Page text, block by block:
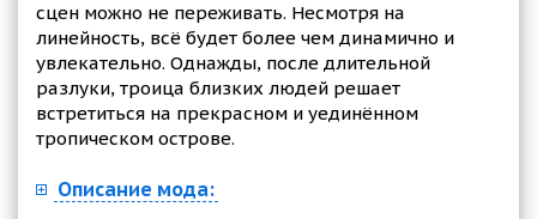
сцен можно не переживать. Несмотря на
линейность, всё будет более чем динамично и
увлекательно. Однажды, после длительной
разлуки, троица близких людей решает
встретиться на прекрасном и уединённом
тропическом острове.
Описание мода: